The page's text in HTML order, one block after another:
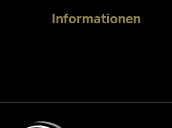
Informationen